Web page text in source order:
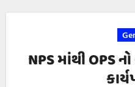
NPS માંથી OPS